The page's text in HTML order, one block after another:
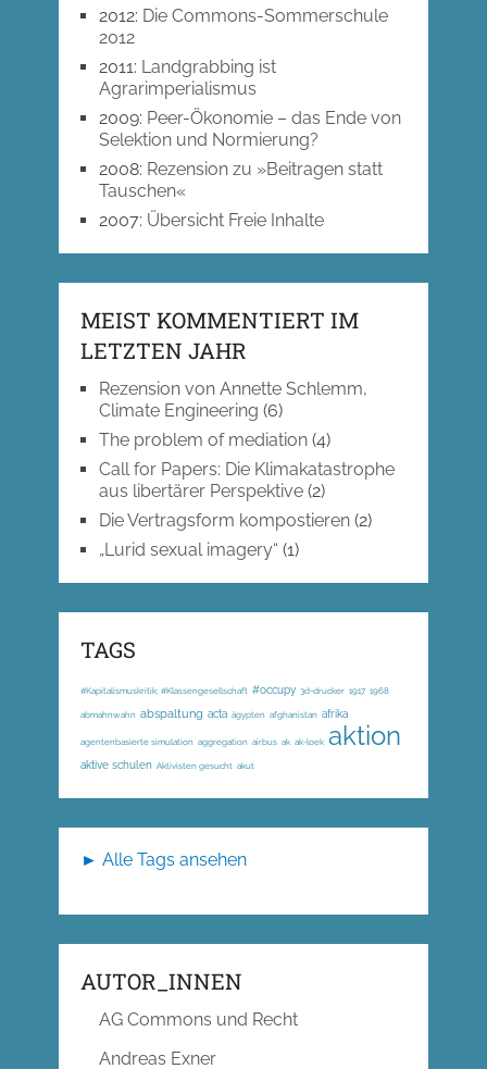
2012: Die Commons-Sommerschule
2012
2011: Landgrabbing ist
Agrarimperialismus
2009: Peer-Ökonomie – das Ende von
Selektion und Normierung?
2008: Rezension zu »Beitragen statt
Tauschen«
2007: Übersicht Freie Inhalte
MEIST KOMMENTIERT IM
LETZTEN JAHR
Rezension von Annette Schlemm,
Climate Engineering (6)
The problem of mediation(4)
Call for Papers: Die Klimakatastrophe
aus libertärer Perspektive(2)
Die Vertragsform kompostieren(2)
„Lurid sexual imagery“ (1)
TAGS
#Kapitalismuskritik; #Klassengesellschaft #occupy 3d-drucker 1917 1968
abmahnwahn abspaltung acta ägypten afghanistan afrika
agentenbasierte simulation aggregation airbus ak ak-loek aktion
aktive schulen Aktivisten gesucht akut
► Alle Tags ansehen
AUTOR_INNEN
AG Commons und Recht
Andreas Exner